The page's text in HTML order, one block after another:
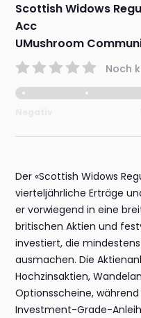
Scottish Widows
Acc
UMushroom
Noch
Der «Scottish Widows
vierteljährliche Erträge
er vorwiegend in eine
britischen Aktien und
investiert, die
ausmachen. Die
Hochzinsaktien,
Optionsscheine,
Investment-Grade-